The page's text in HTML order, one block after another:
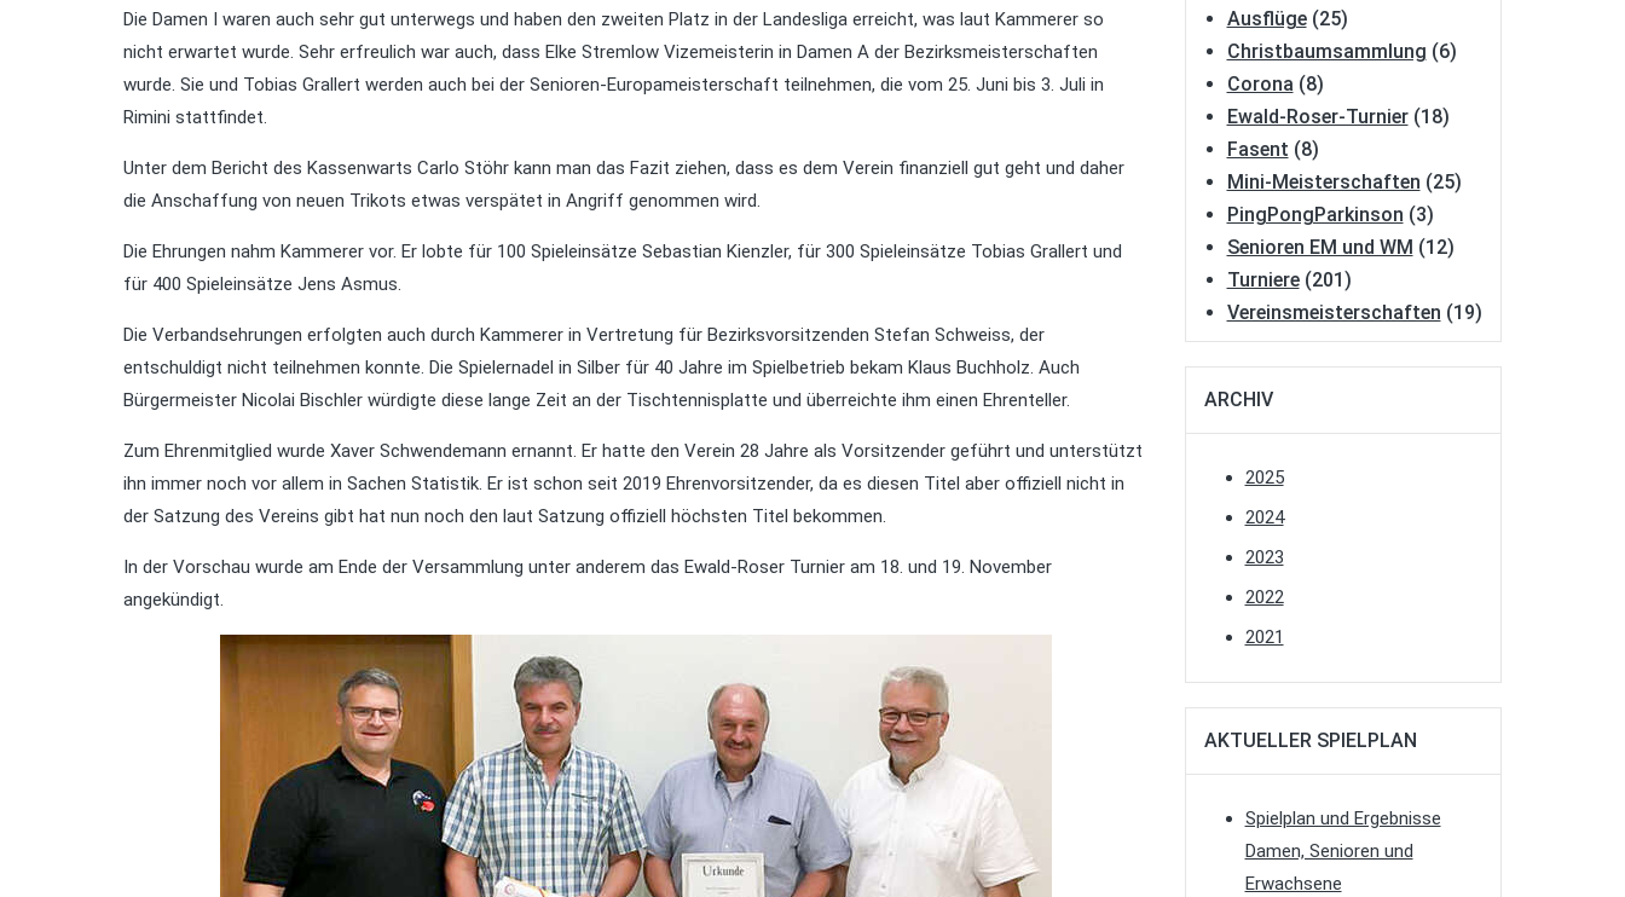
Die Damen I waren auch sehr gut unterwegs und haben den zweiten Platz in der Landesliga erreicht, was laut Kammerer so
nicht erwartet wurde. Sehr erfreulich war auch, dass Elke Stremlow Vizemeisterin in Damen A der Bezirksmeisterschaften
wurde. Sie und Tobias Grallert werden auch bei der Senioren-Europameisterschaft teilnehmen, die vom 25. Juni bis 3. Juli in
Rimini stattfindet.
Unter dem Bericht des Kassenwarts Carlo Stöhr kann man das Fazit ziehen, dass es dem Verein finanziell gut geht und daher
die Anschaffung von neuen Trikots etwas verspätet in Angriff genommen wird.
Die Ehrungen nahm Kammerer vor. Er lobte für 100 Spieleinsätze Sebastian Kienzler, für 300 Spieleinsätze Tobias Grallert und
für 400 Spieleinsätze Jens Asmus.
Die Verbandsehrungen erfolgten auch durch Kammerer in Vertretung für Bezirksvorsitzenden Stefan Schweiss, der
entschuldigt nicht teilnehmen konnte. Die Spielernadel in Silber für 40 Jahre im Spielbetrieb bekam Klaus Buchholz. Auch
Bürgermeister Nicolai Bischler würdigte diese lange Zeit an der Tischtennisplatte und überreichte ihm einen Ehrenteller.
Zum Ehrenmitglied wurde Xaver Schwendemann ernannt. Er hatte den Verein 28 Jahre als Vorsitzender geführt und unterstützt
ihn immer noch vor allem in Sachen Statistik. Er ist schon seit 2019 Ehrenvorsitzender, da es diesen Titel aber offiziell nicht in
der Satzung des Vereins gibt hat nun noch den laut Satzung offiziell höchsten Titel bekommen.
In der Vorschau wurde am Ende der Versammlung unter anderem das Ewald-Roser Turnier am 18. und 19. November
angekündigt.
Ausflüge(25)
Christbaumsammlung (6)
Corona (8)
Ewald-Roser-Turnier(18)
Fasent (8)
Mini-Meisterschaften (25)
PingPongParkinson (3)
Senioren EM und WM (12)
Turniere(201)
Vereinsmeisterschaften (19)
ARCHIV
2025
2024
2023
2022
2021
AKTUELLER SPIELPLAN
Spielplan und Ergebnisse
Damen, Senioren und
Erwachsene